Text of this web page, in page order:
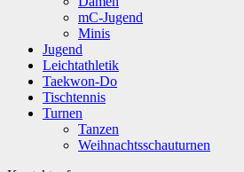
mC-Jugend
Minis
Jugend
Leichtathletik
Taekwon-Do
Tischtennis
Turnen
Tanzen
Weihnachtsschauturnen